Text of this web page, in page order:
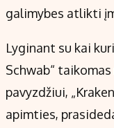
galimybes atlikti
Lyginant su kai
Schwab“
pavyzdžiui,
apimties,